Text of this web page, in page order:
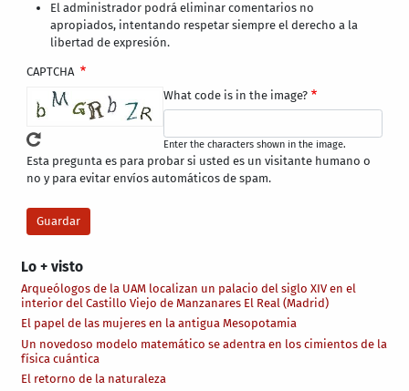
Lo + visto
Arqueólogos de la UAM localizan un palacio del siglo XIV en el
interior del Castillo Viejo de Manzanares El Real (Madrid)
El papel de las mujeres en la antigua Mesopotamia
Un novedoso modelo matemático se adentra en los cimientos de la
física cuántica
El retorno de la naturaleza
El administrador podrá eliminar comentarios no
apropiados, intentando respetar siempre el derecho a la
libertad de expresión.
CAPTCHA
What code is in the image?
Enter the characters shown in the image.
Esta pregunta es para probar si usted es un visitante humano o
no y para evitar envíos automáticos de spam.